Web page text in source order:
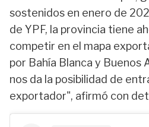
sostenidos en enero de
de YPF, la provincia tiene
competir en el mapa
por Bahía Blanca y Buenos
nos da la posibilidad de
exportador", afirmó con